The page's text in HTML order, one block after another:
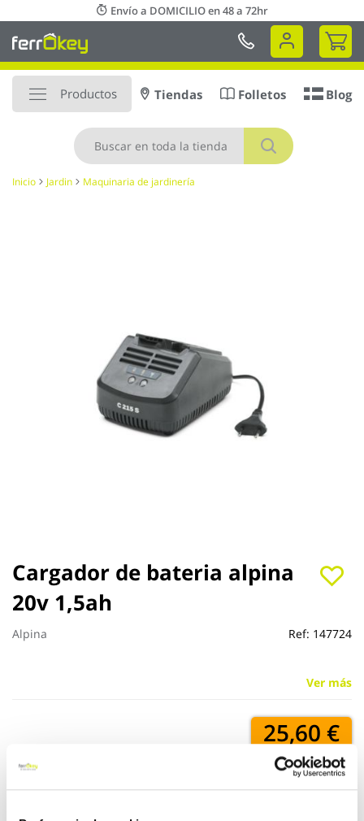
al
contenido
Envío a DOMICILIO en 48 a 72hr
Mi
Productos
Buscar
Tiendas Folletos Blog
Inicio Jardin Maquinaria de jardinería
Cargador de bateria alpina
20v 1,5ah
Alpina Ref: 147724
Ver más
25,60 €
Añadir al carrito
Saltar
al
comienzo
de
la
galería